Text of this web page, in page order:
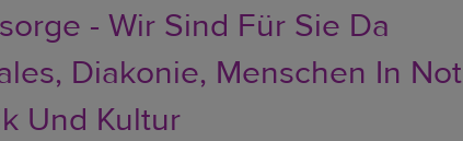
- Wir Sind Für Sie Da
Diakonie, Menschen In Not
Und Kultur